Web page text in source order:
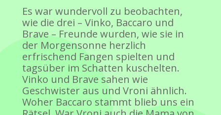
Es war wundervoll zu beobachten,
wie die drei – Vinko, Baccaro und
Brave – Freunde wurden, wie sie in
der Morgensonne herzlich
erfrischend Fangen spielten und
tagsüber im Schatten kuschelten.
Vinko und Brave sahen wie
Geschwister aus und Vroni ähnlich.
Woher Baccaro stammt blieb uns ein